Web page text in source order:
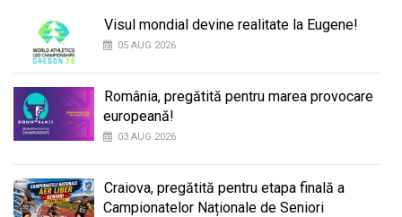
Visul mondial devine realitate la Eugene!
05 AUG 2026
România, pregătită pentru marea provocare
europeană!
03 AUG 2026
Craiova, pregătită pentru etapa finală a
Campionatelor Naționale de Seniori